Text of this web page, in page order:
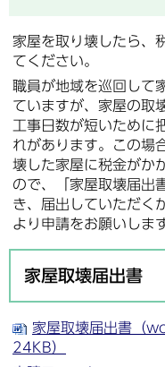
家屋を取り壊したら、
てください。
職員が地域を巡回して
ていますが、家屋の取
工事日数が短いために
れがあります。この場
壊した家屋に税金がか
ので、「家屋取壊届出
き、届出していただく
より申請をお願いしま
家屋取壊届出書
家屋取壊届出書（
24KB）